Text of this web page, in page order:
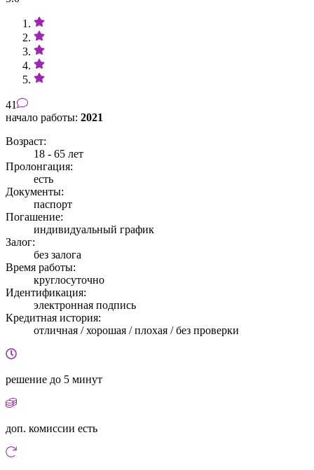
41
начало работы: 2021
Возраст:
18 - 65 лет
Пролонгация:
есть
Документы:
паспорт
Погашение:
индивидуальный график
Залог:
без залога
Время работы:
круглосуточно
Идентификация:
электронная подпись
Кредитная история:
отличная / хорошая / плохая / без проверки
решение до 5 минут
доп. комиссии есть